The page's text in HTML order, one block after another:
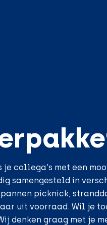
je collega's met een
samengesteld in
picknick,
uit voorraad. Wil je
denken graag met je